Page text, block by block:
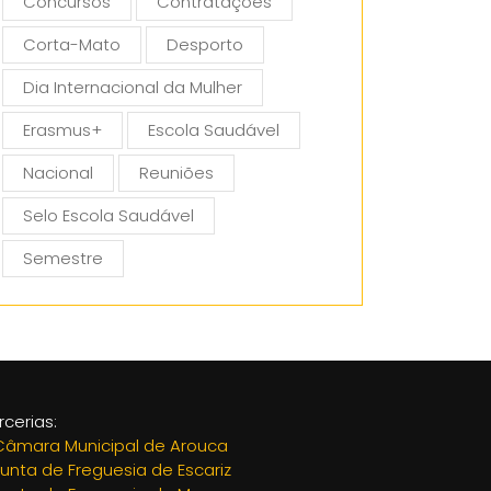
Corta-Mato
Desporto
Dia Internacional da Mulher
Erasmus+
Escola Saudável
Nacional
Reuniões
Selo Escola Saudável
Semestre
Municipal de Arouca
de Freguesia de Escariz